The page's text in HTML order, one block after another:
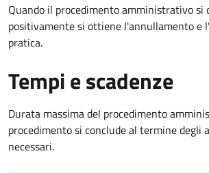
Quando il procedimento amministrativo si
positivamente si ottiene l'annullamento e
pratica.
Tempi e scadenze
Durata massima del procedimento
procedimento si conclude al termine degli
necessari.